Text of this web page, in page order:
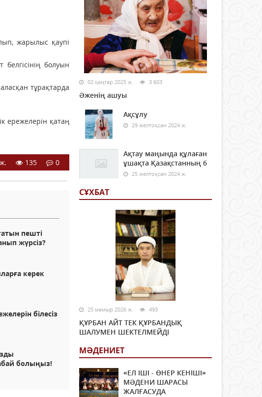
жарылыс қаупі
болуын
тұрақтарда
ережелерін қатаң
135 0
пешті
жүрсіз?
керек
білесіз
болыңыз!
02 қаңтар 2025 ж. 3 603
Әженің ашуы
Ақсұлу
29 желтоқсан 2024 ж.
Ақтау маңында құлаған
ұшақта Қазақстанның 6
25 желтоқсан 2024 ж.
СҰХБАТ
25 мамыр 2026 ж. 493
ҚҰРБАН АЙТ ТЕК ҚҰРБАНДЫҚ
ШАЛУМЕН ШЕКТЕЛМЕЙДІ
МӘДЕНИЕТ
«ЕЛ ІШІ - ӨНЕР КЕНІШІ»
МӘДЕНИ ШАРАСЫ
ЖАЛҒАСУДА